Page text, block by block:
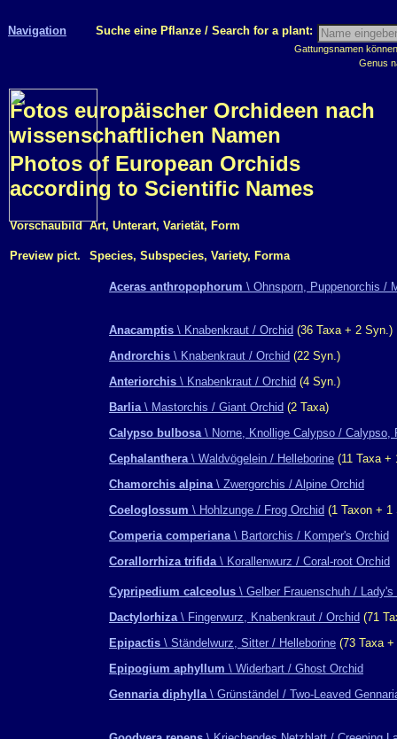
Navigation Suche eine Pflanze / Search for a plant:
Gattungsnamen
Genus
Fotos europäischer Orchideen nach
wissenschaftlichen Namen
Photos of European Orchids
according to Scientific Names
Vorschaubild Art, Unterart, Varietät, Form
Preview pict. Species, Subspecies, Variety, Forma
Aceras anthropophorum \ Ohnsporn, Puppenorchis /
Anacamptis \ Knabenkraut / Orchid (36 Taxa + 2 Syn.)
Androrchis \ Knabenkraut / Orchid (22 Syn.)
Anteriorchis \ Knabenkraut / Orchid (4 Syn.)
Barlia \ Mastorchis / Giant Orchid (2 Taxa)
Calypso bulbosa \ Norne, Knollige Calypso / Calypso,
Cephalanthera \ Waldvögelein / Helleborine (11 Taxa +
Chamorchis alpina \ Zwergorchis / Alpine Orchid
Coeloglossum \ Hohlzunge / Frog Orchid (1 Taxon + 1
Comperia comperiana \ Bartorchis / Komper's Orchid
Corallorrhiza trifida \ Korallenwurz / Coral-root Orchid
Cypripedium calceolus \ Gelber Frauenschuh /
Dactylorhiza \ Fingerwurz, Knabenkraut / Orchid (71
Epipactis \ Ständelwurz, Sitter / Helleborine (73 Taxa
Epipogium aphyllum \ Widerbart / Ghost Orchid
Gennaria diphylla \ Grünständel / Two-Leaved